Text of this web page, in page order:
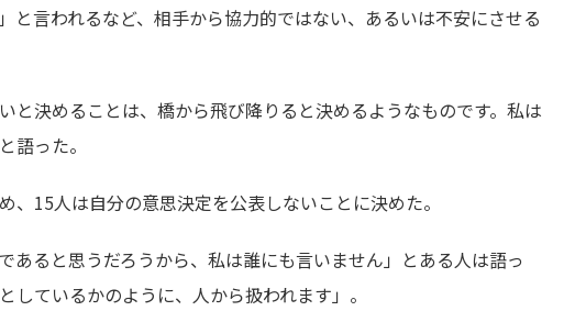
と言われるなど、相手から協力的ではない、あるいは不安にさせる
と決めることは、橋から飛び降りると決めるようなものです。私は
語った。
15人は自分の意思決定を公表しないことに決めた。
あると思うだろうから、私は誰にも言いません」とある人は語っ
ているかのように、人から扱われます」。